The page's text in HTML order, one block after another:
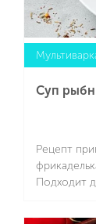
Суп
Рецепт
Подходит